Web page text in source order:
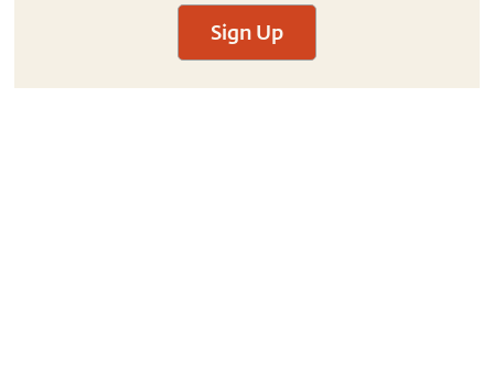
Sign Up